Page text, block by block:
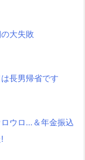
大失敗
長男帰省です
ウロ…＆年金振込